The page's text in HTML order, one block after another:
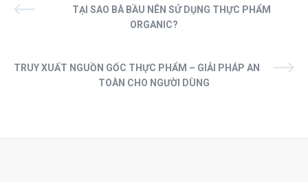
TẠI SAO BÀ BẦU NÊN SỬ DỤNG THỰC PHẨM
ORGANIC?
TRUY XUẤT NGUỒN GỐC THỰC PHẨM – GIẢI PHÁP AN
TOÀN CHO NGƯỜI DÙNG